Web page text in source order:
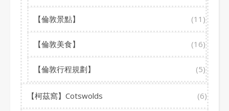
【倫敦景點】 (11)
【倫敦美食】 (16)
【倫敦行程規劃】 (5)
【柯茲窩】Cotswolds (6)